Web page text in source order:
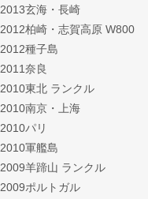
2013玄海・長崎
2012柏崎・志賀高原 W800
2012種子島
2011奈良
2010東北 ランクル
2010南京・上海
2010パリ
2010軍艦島
2009羊蹄山 ランクル
2009ポルトガル